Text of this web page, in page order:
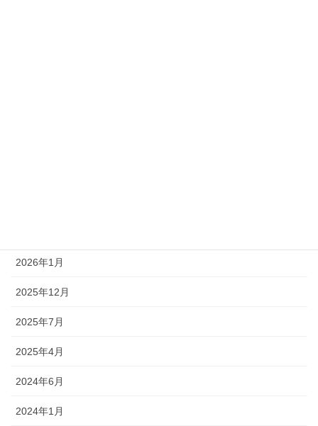
2026年1月
2025年12月
2025年7月
2025年4月
2024年6月
2024年1月